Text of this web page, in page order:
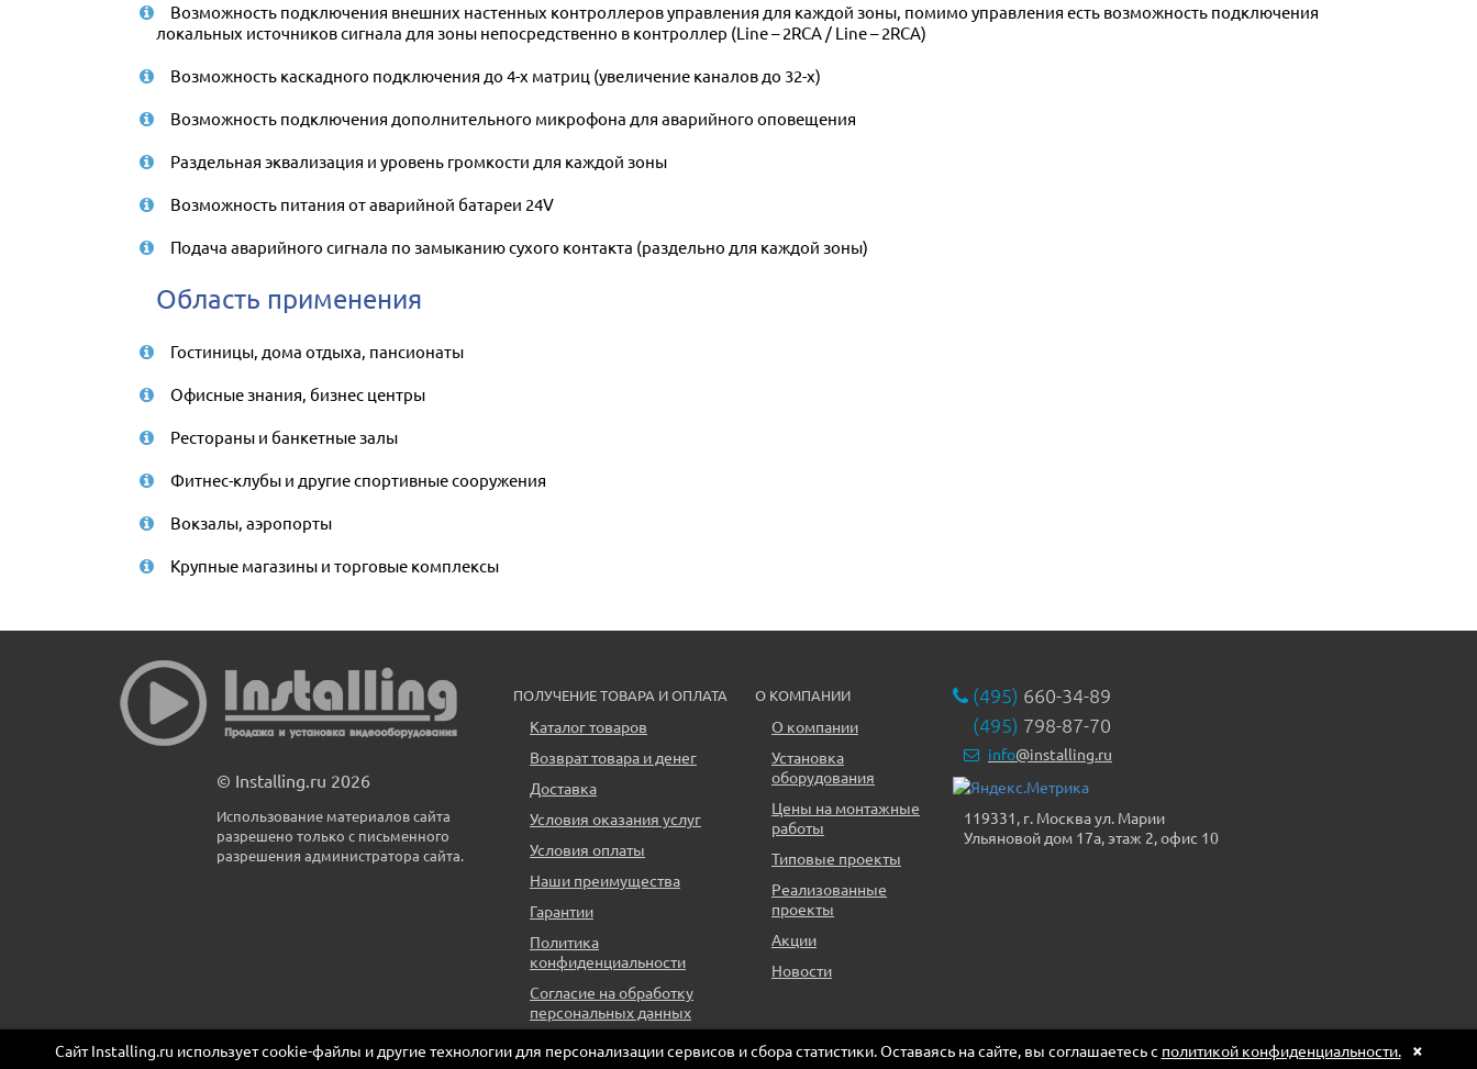
Возможность подключения внешних настенных контроллеров управления для каждой зоны, помимо управления есть возможность подключения
локальных источников сигнала для зоны непосредственно в контроллер (Line – 2RCA / Line – 2RCA)
Возможность каскадного подключения до 4-х матриц (увеличение каналов до 32-х)
Возможность подключения дополнительного микрофона для аварийного оповещения
Раздельная эквализация и уровень громкости для каждой зоны
Возможность питания от аварийной батареи 24V
Подача аварийного сигнала по замыканию сухого контакта (раздельно для каждой зоны)
Область применения
Гостиницы, дома отдыха, пансионаты
Офисные знания, бизнес центры
Рестораны и банкетные залы
Фитнес-клубы и другие спортивные сооружения
Вокзалы, аэропорты
Крупные магазины и торговые комплексы
© Installing.ru 2026
Использование материалов сайта
разрешено только с письменного
разрешения администратора сайта.
ПОЛУЧЕНИЕ ТОВАРА И ОПЛАТА
Каталог товаров
Возврат товара и денег
Доставка
Условия оказания услуг
Условия оплаты
Наши преимущества
Гарантии
Политика
конфиденциальности
Согласие на обработку
персональных данных
О КОМПАНИИ
О компании
Установка
оборудования
Цены на монтажные
работы
Типовые проекты
Реализованные
проекты
Акции
Новости
(495) 660-34-89
(495) 798-87-70
info@installing.ru
119331, г. Москва ул. Марии
Ульяновой дом 17а, этаж 2, офис 10
Сайт Installing.ru использует cookie-файлы и другие технологии для персонализации сервисов и сбора статистики. Оставаясь на сайте, вы соглашаетесь с политикой конфиденциальности. ×